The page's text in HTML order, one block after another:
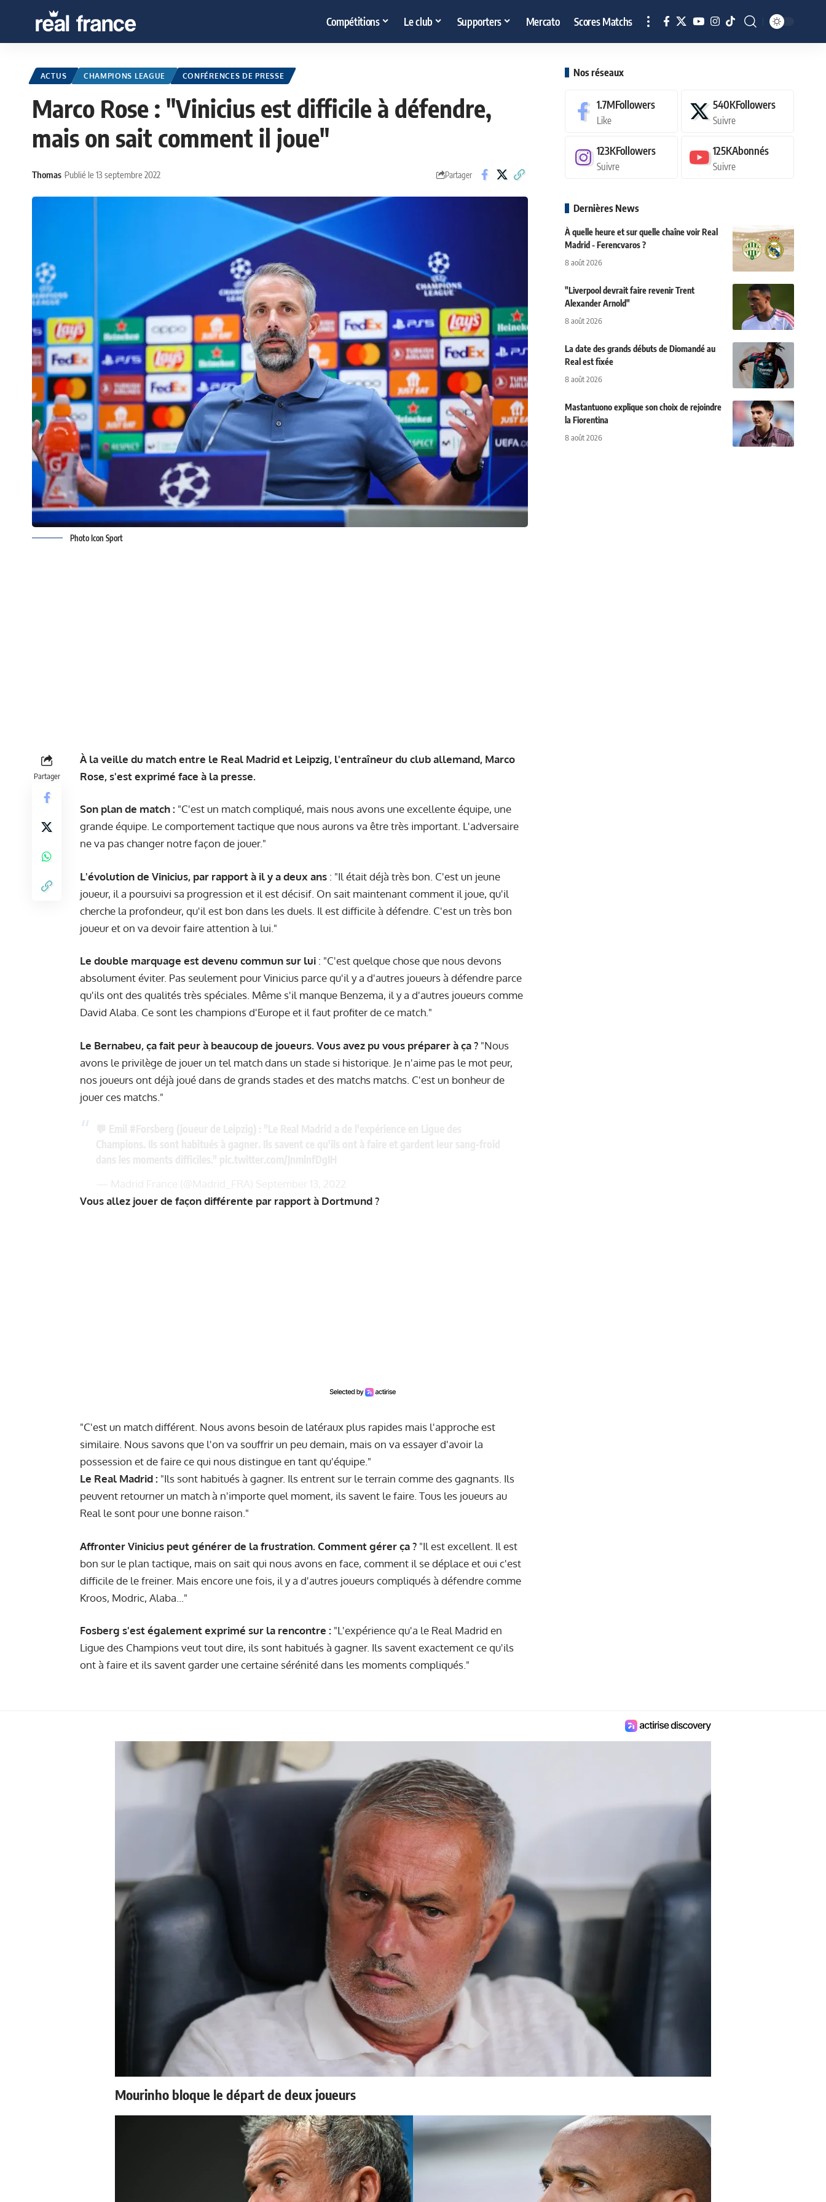
Compétitions Le club Supporters Mercato Scores Matchs
ACTUS CHAMPIONS LEAGUE CONFÉRENCES DE PRESSE
Marco Rose : "Vinicius est difficile à défendre,
mais on sait comment il joue"
Thomas Publié le 13 septembre 2022 Partager
Photo Icon Sport
Partager
À la veille du match entre le Real Madrid et Leipzig, l'entraîneur du club allemand, Marco
Rose, s'est exprimé face à la presse.
Son plan de match : "C'est un match compliqué, mais nous avons une excellente équipe, une
grande équipe. Le comportement tactique que nous aurons va être très important. L'adversaire
ne va pas changer notre façon de jouer."
L'évolution de Vinicius, par rapport à il y a deux ans : "Il était déjà très bon. C'est un jeune
joueur, il a poursuivi sa progression et il est décisif. On sait maintenant comment il joue, qu'il
cherche la profondeur, qu'il est bon dans les duels. Il est difficile à défendre. C'est un très bon
joueur et on va devoir faire attention à lui."
Le double marquage est devenu commun sur lui : "C'est quelque chose que nous devons
absolument éviter. Pas seulement pour Vinicius parce qu'il y a d'autres joueurs à défendre parce
qu'ils ont des qualités très spéciales. Même s'il manque Benzema, il y a d'autres joueurs comme
David Alaba. Ce sont les champions d'Europe et il faut profiter de ce match."
Le Bernabeu, ça fait peur à beaucoup de joueurs. Vous avez pu vous préparer à ça ? "Nous
avons le privilège de jouer un tel match dans un stade si historique. Je n'aime pas le mot peur,
nos joueurs ont déjà joué dans de grands stades et des matchs matchs. C'est un bonheur de
jouer ces matchs."
Vous allez jouer de façon différente par rapport à Dortmund ?
"C'est un match différent. Nous avons besoin de latéraux plus rapides mais l'approche est
similaire. Nous savons que l'on va souffrir un peu demain, mais on va essayer d'avoir la
possession et de faire ce qui nous distingue en tant qu'équipe."
Le Real Madrid : "Ils sont habitués à gagner. Ils entrent sur le terrain comme des gagnants. Ils
peuvent retourner un match à n'importe quel moment, ils savent le faire. Tous les joueurs au
Real le sont pour une bonne raison."
Affronter Vinicius peut générer de la frustration. Comment gérer ça ? "Il est excellent. Il est
bon sur le plan tactique, mais on sait qui nous avons en face, comment il se déplace et oui c'est
difficile de le freiner. Mais encore une fois, il y a d'autres joueurs compliqués à défendre comme
Kroos, Modric, Alaba..."
Fosberg s'est également exprimé sur la rencontre : "L'expérience qu'a le Real Madrid en
Ligue des Champions veut tout dire, ils sont habitués à gagner. Ils savent exactement ce qu'ils
ont à faire et ils savent garder une certaine sérénité dans les moments compliqués."
Nos réseaux
1.7MFollowers
Like
540KFollowers
Suivre
123KFollowers
Suivre
125KAbonnés
Suivre
Dernières News
À quelle heure et sur quelle chaîne voir Real
Madrid - Ferencvaros ?
8 août 2026
"Liverpool devrait faire revenir Trent
Alexander Arnold"
8 août 2026
La date des grands débuts de Diomandé au
Real est fixée
8 août 2026
Mastantuono explique son choix de rejoindre
la Fiorentina
8 août 2026
Mourinho bloque le départ de deux joueurs